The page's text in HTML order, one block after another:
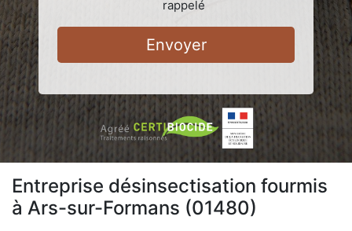
rappelé
Envoyer
Entreprise désinsectisation fourmis
à Ars-sur-Formans (01480)